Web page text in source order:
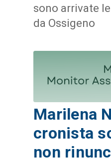
sono arrivate
da Ossigeno
Marilena
cronista
non